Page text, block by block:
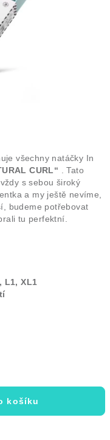
všechny natáčky In
CURL“
Tato
s sebou široký
a my ještě nevíme,
budeme potřebovat
tu perfektní.
L1, XL1
košíku